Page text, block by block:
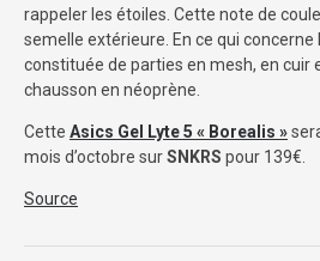
rappeler les étoiles. Cette note de
semelle extérieure. En ce qui concerne
constituée de parties en mesh, en cuir
chausson en néoprène.
Cette Asics Gel Lyte 5 « Borealis »
mois d’octobre surSNKRS pour 139€.
Source